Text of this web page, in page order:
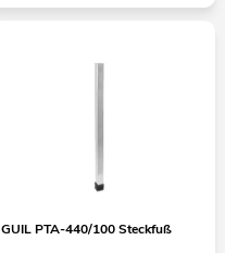
GUIL PTA-440/100 Steckfuß